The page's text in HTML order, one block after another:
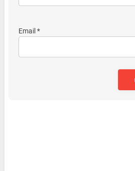
Email *